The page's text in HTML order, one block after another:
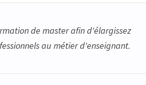
de master afin d'élargissez
au métier d'enseignant.